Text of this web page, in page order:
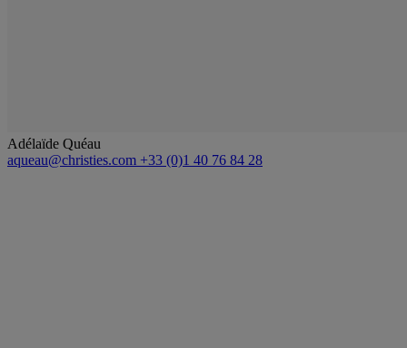
Adélaïde Quéau
aqueau@christies.com +33 (0)1 40 76 84 28